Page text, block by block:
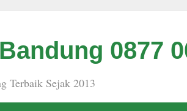
0877
Terbaik Sejak 2013